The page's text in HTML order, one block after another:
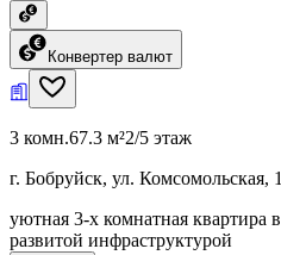
Конвертер валют
3 комн.67.3 м²2/5 этаж
г. Бобруйск, ул. Комсомольская,
уютная 3-х комнатная квартира
развитой инфраструктурой